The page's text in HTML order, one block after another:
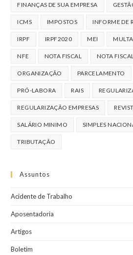
FINANÇAS DE SUA EMPRESA
ICMS IMPOSTOS INFORME DE
IRPF IRPF2020 MEI
NFE NOTA FISCAL NOTA
ORGANIZAÇÃO PARCELAMENTO
PRÓ-LABORA RAIS
REGULARIZAÇÃO EMPRESAS
SALÁRIO MINIMO SIMPLES
TRIBUTAÇÃO
Assuntos
Acidente de Trabalho
Aposentadoria
Artigos
Boletim